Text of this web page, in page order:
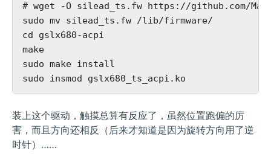
# wget -O silead_ts.fw https://github.com/
sudo mv silead_ts.fw /lib/firmware/
cd gslx680-acpi
make
sudo make install
装上这个驱动，触摸总算有反应了，虽然位置跑偏的厉
害，而且方向还相反（后来才知道是因为旋转方向用了逆
时针）……